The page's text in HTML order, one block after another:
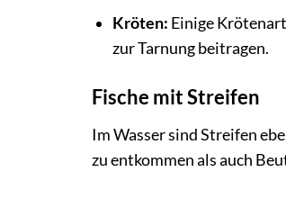
Kröten: Einige
zur Tarnung beitragen.
Fische mit Streifen
Im Wasser sind Streifen
zu entkommen als auch